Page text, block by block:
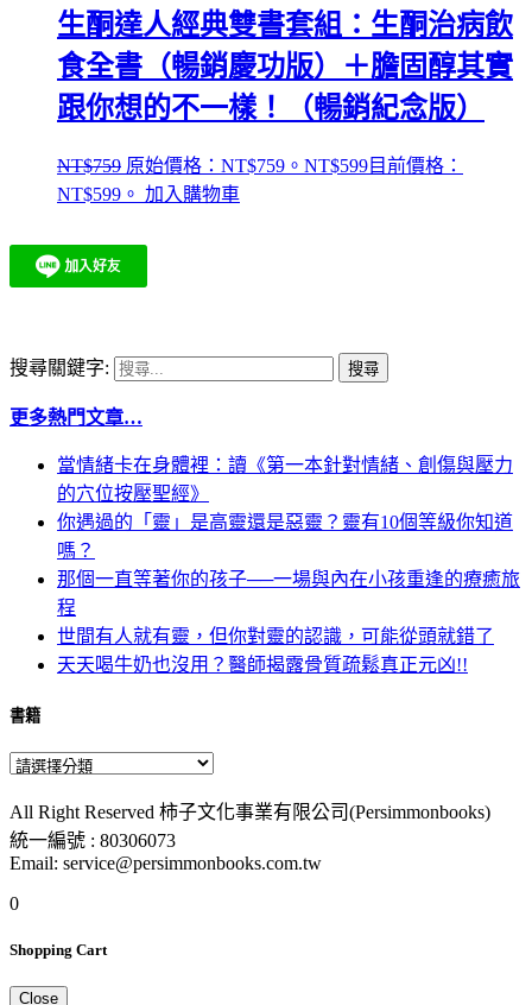
生酮達人經典雙書套組：生酮治病飲
食全書（暢銷慶功版）＋膽固醇其實
跟你想的不一樣！（暢銷紀念版）
NT$759 原始價格：NT$759。 NT$599目前價格：
NT$599。 加入購物車
搜尋關鍵字:
更多熱門文章…
當情緒卡在身體裡：讀《第一本針對情緒、創傷與壓力
的穴位按壓聖經》
你遇過的「靈」是高靈還是惡靈？靈有10個等級你知道
嗎？
那個一直等著你的孩子──一場與內在小孩重逢的療癒旅
程
世間有人就有靈，但你對靈的認識，可能從頭就錯了
天天喝牛奶也沒用？醫師揭露骨質疏鬆真正元凶!!
書籍
All Right Reserved 柿子文化事業有限公司(Persimmonbooks)
統一編號 : 80306073
Email: service@persimmonbooks.com.tw
0
Shopping Cart
Close